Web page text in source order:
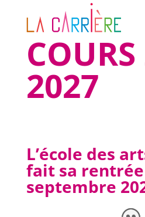
2027
L’école des
fait sa
septembre